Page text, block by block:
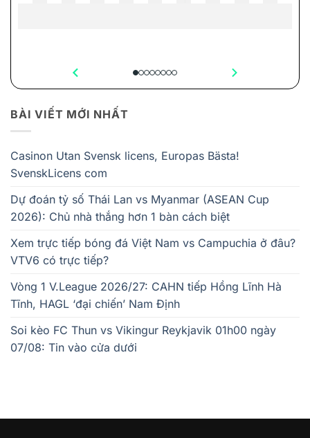
BÀI VIẾT MỚI NHẤT
Casinon Utan Svensk licens, Europas Bästa!
SvenskLicens com
Dự đoán tỷ số Thái Lan vs Myanmar (ASEAN Cup
2026): Chủ nhà thắng hơn 1 bàn cách biệt
Xem trực tiếp bóng đá Việt Nam vs Campuchia ở đâu?
VTV6 có trực tiếp?
Vòng 1 V.League 2026/27: CAHN tiếp Hồng Lĩnh Hà
Tĩnh, HAGL ‘đại chiến’ Nam Định
Soi kèo FC Thun vs Vikingur Reykjavik 01h00 ngày
07/08: Tin vào cửa dưới